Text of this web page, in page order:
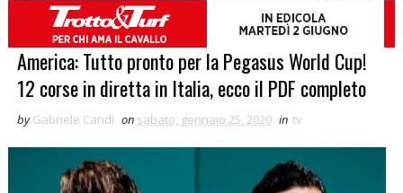
America: Tutto pronto per la Pegasus World Cup!
12 corse in diretta in Italia, ecco il PDF completo
by Gabriele Candi on sabato, gennaio 25, 2020 in tv